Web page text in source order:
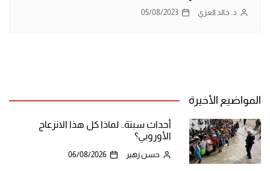
د. خالد العزي 05/08/2023
المواضيع الأخيرة
أحداث سبتة.. لماذا كل هذا الانزعاج
الأوروبي؟
حسن زهير 06/08/2026